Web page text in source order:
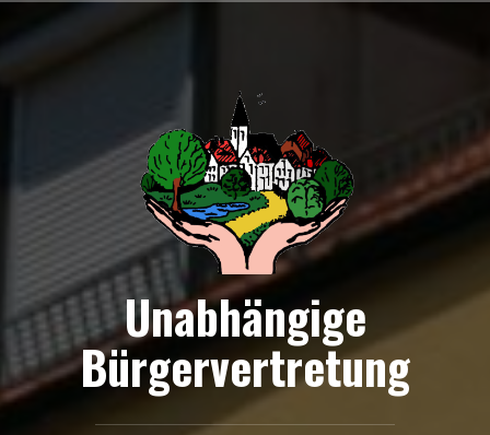
Unabhängige
Bürgervertretung